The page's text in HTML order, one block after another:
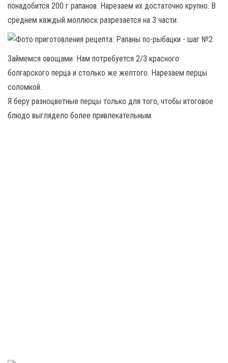
понадобится 200 г рапанов. Нарезаем их достаточно крупно. В
среднем каждый моллюск разрезается на 3 части.
Займемся овощами. Нам потребуется 2/3 красного
болгарского перца и столько же желтого. Нарезаем перцы
соломкой.
Я беру разноцветные перцы только для того, чтобы итоговое
блюдо выглядело более привлекательным.